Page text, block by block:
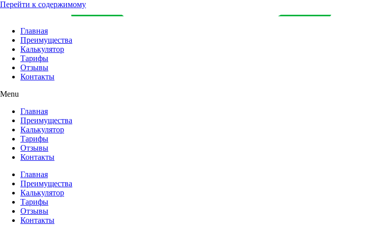
Перейти к содержимому
Главная
Преимущества
Калькулятор
Тарифы
Отзывы
Контакты
Menu
Главная
Преимущества
Калькулятор
Тарифы
Отзывы
Контакты
Главная
Преимущества
Калькулятор
Тарифы
Отзывы
Контакты